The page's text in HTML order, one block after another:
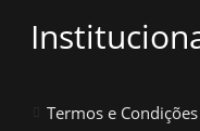
Termos e Condições